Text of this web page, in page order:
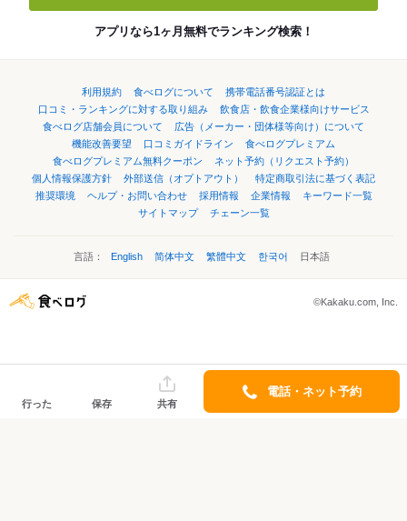
アプリなら1ヶ月無料でランキング検索！
利用規約 食べログについて
携帯電話番号認証とは
口コミ・ランキングに対する取り組み
飲食店・飲食企業様向けサービス
食べログ店舗会員について
広告（メーカー・団体様等向け）について
機能改善要望
口コミガイドライン
食べログプレミアム
食べログプレミアム無料クーポン
ネット予約（リクエスト予約）
個人情報保護方針
外部送信（オプトアウト）
特定商取引法に基づく表記
推奨環境
ヘルプ・お問い合わせ 採用情報 企業情報
キーワード一覧
サイトマップ
チェーン一覧
言語： English 简体中文 繁體中文 한국어 日本語
©Kakaku.com, Inc.
行った 保存 共有
電話・ネット予約